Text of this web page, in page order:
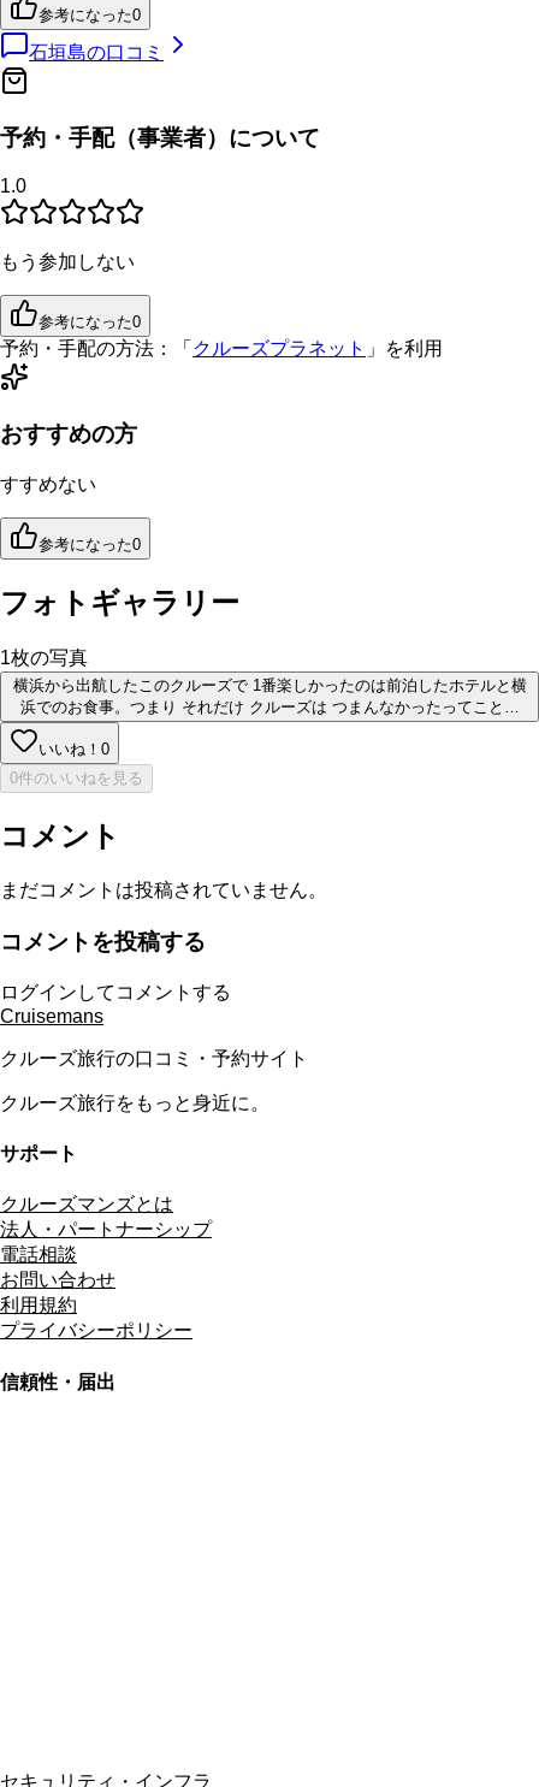
参考になった0
石垣島の口コミ
予約・手配（事業者）について
1.0
もう参加しない
参考になった0
予約・手配の方法： 「 クルーズプラネット 」を利用
おすすめの方
すすめない
参考になった0
フォトギャラリー
1枚の写真
横浜から出航したこのクルーズで 1番楽しかったのは前泊したホテルと横
浜でのお食事。つまり それだけ クルーズは つまんなかったってこと…
いいね！ 0
0件のいいねを見る
コメント
まだコメントは投稿されていません。
コメントを投稿する
ログインしてコメントする
Cruisemans
クルーズ旅行の口コミ・予約サイト
クルーズ旅行をもっと身近に。
サポート
クルーズマンズとは
法人・パートナーシップ
電話相談
お問い合わせ
利用規約
プライバシーポリシー
信頼性・届出
セキュリティ・インフラ